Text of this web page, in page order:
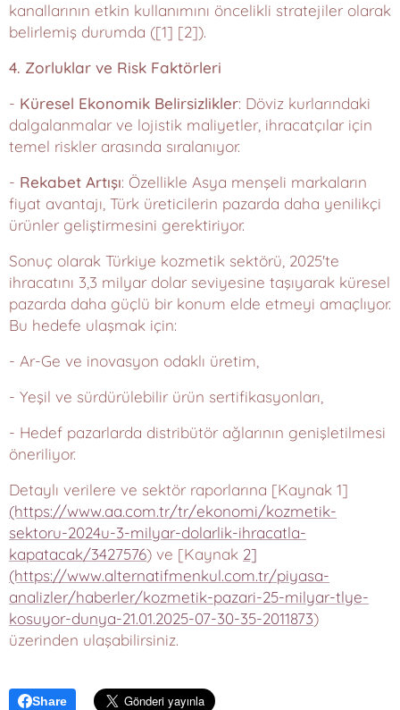
kanallarının etkin kullanımını öncelikli stratejiler olarak
belirlemiş durumda ([1] [2]).
4. Zorluklar ve Risk Faktörleri
- Küresel Ekonomik Belirsizlikler: Döviz kurlarındaki
dalgalanmalar ve lojistik maliyetler, ihracatçılar için
temel riskler arasında sıralanıyor.
- Rekabet Artışı: Özellikle Asya menşeli markaların
fiyat avantajı, Türk üreticilerin pazarda daha yenilikçi
ürünler geliştirmesini gerektiriyor.
Sonuç olarak Türkiye kozmetik sektörü, 2025'te
ihracatını 3,3 milyar dolar seviyesine taşıyarak küresel
pazarda daha güçlü bir konum elde etmeyi amaçlıyor.
Bu hedefe ulaşmak için:
- Ar-Ge ve inovasyon odaklı üretim,
- Yeşil ve sürdürülebilir ürün sertifikasyonları,
- Hedef pazarlarda distribütör ağlarının genişletilmesi
öneriliyor.
Detaylı verilere ve sektör raporlarına [Kaynak 1]
(https://www.aa.com.tr/tr/ekonomi/kozmetik-
sektoru-2024u-3-milyar-dolarlik-ihracatla-
kapatacak/3427576) ve [Kaynak 2]
(https://www.alternatifmenkul.com.tr/piyasa-
analizler/haberler/kozmetik-pazari-25-milyar-tlye-
kosuyor-dunya-21.01.2025-07-30-35-2011873)
üzerinden ulaşabilirsiniz.
Share